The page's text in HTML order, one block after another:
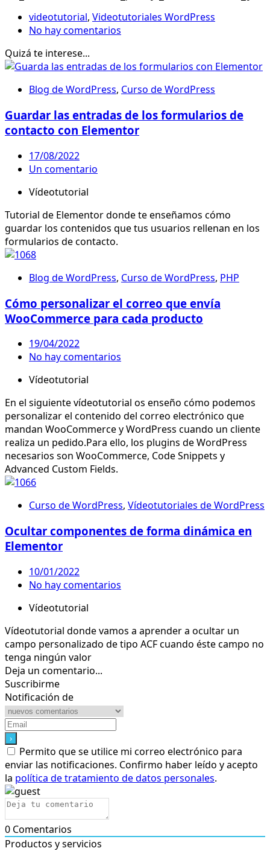
videotutorial, Videotutoriales WordPress
No hay comentarios
Quizá te interese...
Blog de WordPress, Curso de WordPress
Guardar las entradas de los formularios de
contacto con Elementor
17/08/2022
Un comentario
Vídeotutorial
Tutorial de Elementor donde te enseñamos cómo
guardar los contenidos que tus usuarios rellenan en los
formularios de contacto.
Blog de WordPress, Curso de WordPress, PHP
Cómo personalizar el correo que envía
WooCommerce para cada producto
19/04/2022
No hay comentarios
Vídeotutorial
En el siguiente vídeotutorial os enseño cómo podemos
personalizar el contenido del correo electrónico que
mandan WooCommerce y WordPress cuando un cliente
realiza un pedido.Para ello, los plugins de WordPress
necesarios son WooCommerce, Code Snippets y
Advanced Custom Fields.
Curso de WordPress, Vídeotutoriales de WordPress
Ocultar componentes de forma dinámica en
Elementor
10/01/2022
No hay comentarios
Vídeotutorial
Vídeotutorial donde vamos a aprender a ocultar un
campo personalizado de tipo ACF cuando éste campo no
tenga ningún valor
Deja un comentario...
Suscribirme
Notificación de
Permito que se utilice mi correo electrónico para
enviar las notificaciones. Confirmo haber leído y acepto
la política de tratamiento de datos personales.
0 Comentarios
Productos y servicios